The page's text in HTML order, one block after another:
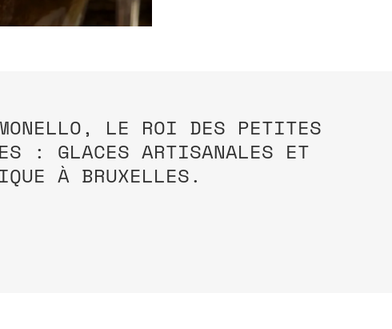
LE ROI DES PETITES
: GLACES ARTISANALES ET
À BRUXELLES.